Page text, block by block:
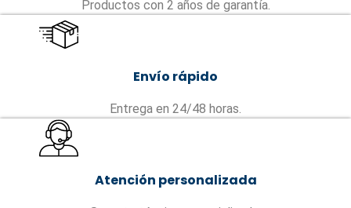
Productos con 2 años de garantía.
Envío rápido
Entrega en 24/48 horas.
Atención personalizada